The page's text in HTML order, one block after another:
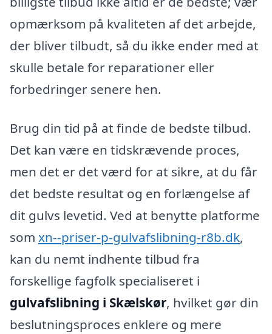
opmærksom på kvaliteten af det arbejde,
der bliver tilbudt, så du ikke ender med at
skulle betale for reparationer eller
forbedringer senere hen.
Brug din tid på at finde de bedste tilbud.
Det kan være en tidskrævende proces,
men det er det værd for at sikre, at du får
det bedste resultat og en forlængelse af
dit gulvs levetid. Ved at benytte platforme
som xn--priser-p-gulvafslibning-r8b.dk,
kan du nemt indhente tilbud fra
forskellige fagfolk specialiseret i
gulvafslibning i Skælskør, hvilket gør din
beslutningsproces enklere og mere